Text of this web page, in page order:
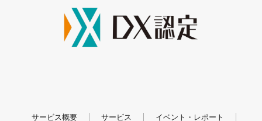
サービス概要 サービス イベント・レポート